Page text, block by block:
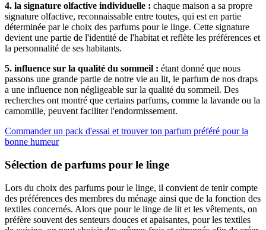
4. la signature olfactive individuelle : chaque maison a sa propre
signature olfactive, reconnaissable entre toutes, qui est en partie
déterminée par le choix des parfums pour le linge. Cette signature
devient une partie de l'identité de l'habitat et reflète les préférences et
la personnalité de ses habitants.
5. influence sur la qualité du sommeil : étant donné que nous
passons une grande partie de notre vie au lit, le parfum de nos draps
a une influence non négligeable sur la qualité du sommeil. Des
recherches ont montré que certains parfums, comme la lavande ou la
camomille, peuvent faciliter l'endormissement.
Commander un pack d'essai et trouver ton parfum préféré pour la
bonne humeur
Sélection de parfums pour le linge
Lors du choix des parfums pour le linge, il convient de tenir compte
des préférences des membres du ménage ainsi que de la fonction des
textiles concernés. Alors que pour le linge de lit et les vêtements, on
préfère souvent des senteurs douces et apaisantes, pour les textiles